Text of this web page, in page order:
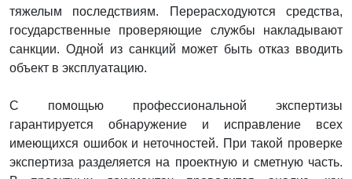
тяжелым последствиям. Перерасходуются средства,
государственные проверяющие службы накладывают
санкции. Одной из санкций может быть отказ вводить
объект в эксплуатацию.
С помощью профессиональной экспертизы
гарантируется обнаружение и исправление всех
имеющихся ошибок и неточностей. При такой проверке
экспертиза разделяется на проектную и сметную часть.